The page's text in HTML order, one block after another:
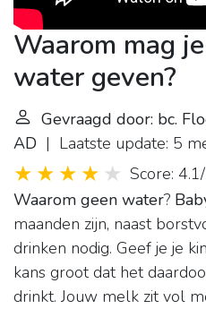
Waarom mag
water geven?
Gevraagd door: bc.
AD | Laatste update: 5
Score:
Waarom geen water?
maanden zijn, naast
drinken nodig. Geef je je
kans groot dat het
drinkt. Jouw melk zit vol